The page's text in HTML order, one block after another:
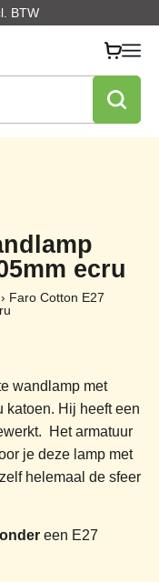
BTW
ecru
› Faro Cotton E27
wandlamp met
katoen. Hij heeft een
Het armatuur
je deze lamp met
helemaal de sfeer
een E27